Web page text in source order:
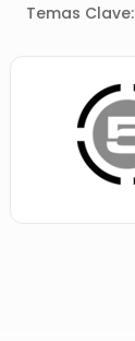
Temas Clave: